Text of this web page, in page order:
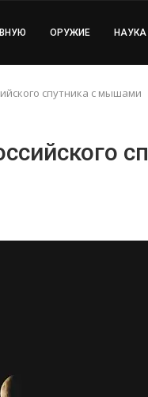
ОРУЖИЕ НАУКА
спутника с мышами